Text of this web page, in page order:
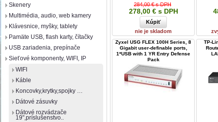
Skenery
Multimédia, audio, web kamery
Klávesnice, myšky, tablety
Pamäte USB, flash karty, čítačky
USB zariadenia, prepínače
Sieťové komponenty, WIFI, IP
WIFI
Káble
Koncovky,krytky,spojky …
Dátové zásuvky
Dátové rozvádzače
19",príslušenstvo..
284,00 € s DPH
278,00 € s DPH
nie je skladom
Zyxel USG FLEX 100H Series, 8
Gigabit user-definable ports,
1*USB with 1 YR Entry Defense
Pack
TP-